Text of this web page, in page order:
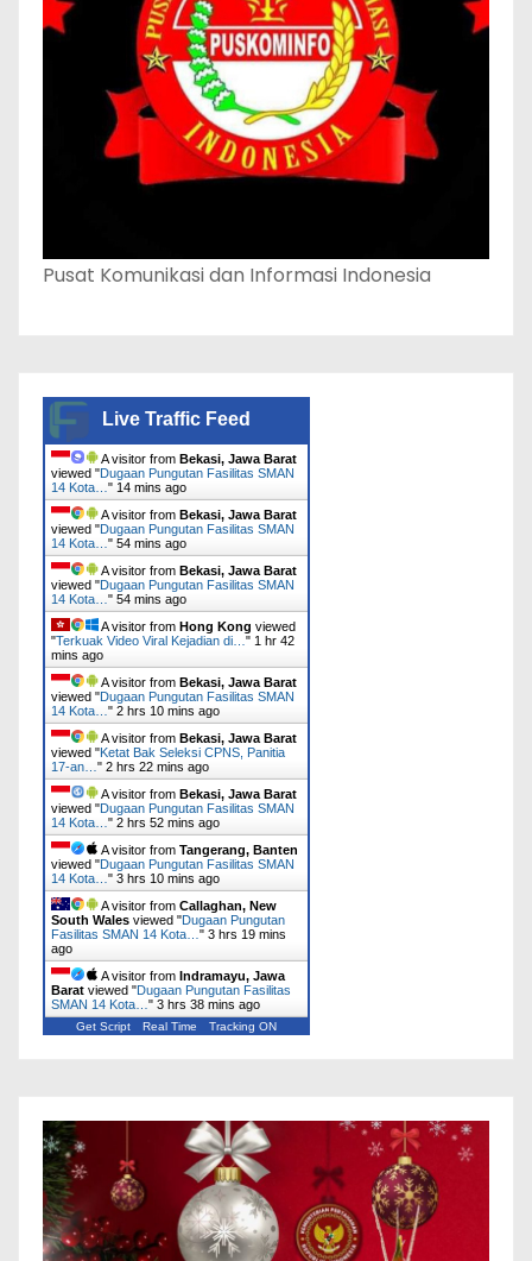
Pusat Komunikasi dan Informasi Indonesia
Live Traffic Feed
A visitor from Bekasi, Jawa Barat
viewed "Dugaan Pungutan Fasilitas SMAN
14 Kota… " 14 mins ago
A visitor from Bekasi, Jawa Barat
viewed "Dugaan Pungutan Fasilitas SMAN
14 Kota… " 54 mins ago
A visitor from Bekasi, Jawa Barat
viewed "Dugaan Pungutan Fasilitas SMAN
14 Kota… " 54 mins ago
A visitor from Hong Kong viewed
"Terkuak Video Viral Kejadian di… " 1 hr 42
mins ago
A visitor from Bekasi, Jawa Barat
viewed "Dugaan Pungutan Fasilitas SMAN
14 Kota… " 2 hrs 10 mins ago
A visitor from Bekasi, Jawa Barat
viewed "Ketat Bak Seleksi CPNS, Panitia
17-an… " 2 hrs 22 mins ago
A visitor from Bekasi, Jawa Barat
viewed "Dugaan Pungutan Fasilitas SMAN
14 Kota… " 2 hrs 52 mins ago
A visitor from Tangerang, Banten
viewed "Dugaan Pungutan Fasilitas SMAN
14 Kota… " 3 hrs 10 mins ago
A visitor from Callaghan, New
South Wales viewed "Dugaan Pungutan
Fasilitas SMAN 14 Kota… " 3 hrs 19 mins
ago
A visitor from Indramayu, Jawa
Barat viewed "Dugaan Pungutan Fasilitas
SMAN 14 Kota… " 3 hrs 38 mins ago
Get Script Real Time Tracking ON